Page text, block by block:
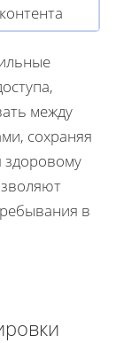
между
сохраняя
здоровому
в